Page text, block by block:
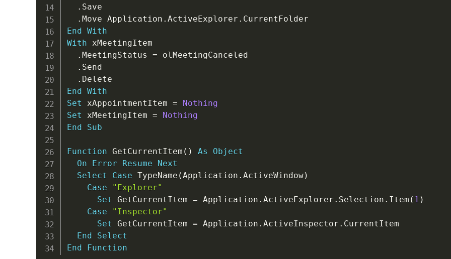
. Save
. Move Application . ActiveExplorer .
End With
With xMeetingItem
. MeetingStatus = olMeetingCanceled
. Send
.
End With
Set xAppointmentItem =
Nothing
Set xMeetingItem =
Nothing
End
Sub
Function GetCurrentItem ( ) As
Object
On
Error Resume
Next
Select
Case TypeName (Application . ActiveWindow)
Case
"Explorer"
Set GetCurrentItem = Application . ActiveExplorer . Selection . Item ( 1 )
Case
"Inspector"
Set GetCurrentItem = Application . ActiveInspector . CurrentItem
End
Select
End
Function